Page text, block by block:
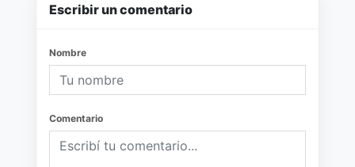
Escribir un comentario
Nombre
Comentario